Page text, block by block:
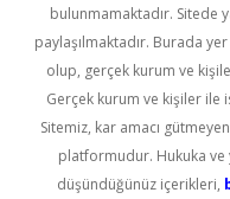
bulunmamaktadır. Sitede
paylaşılmaktadır. Burada
olup, gerçek kurum ve
Gerçek kurum ve kişiler
Sitemiz, kar amacı
platformudur. Hukuka ve
düşündüğünüz içerikleri,